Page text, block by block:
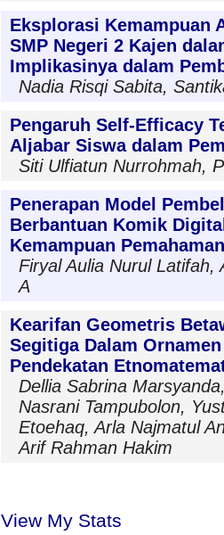
Eksplorasi Kemampuan
SMP Negeri 2 Kajen
Implikasinya dalam
Nadia Risqi Sabita,
Pengaruh Self-Efficacy
Aljabar Siswa dalam
Siti Ulfiatun Nurrohmah,
Penerapan Model
Berbantuan Komik
Kemampuan
Firyal Aulia Nurul Latifah,
A
Kearifan Geometris
Segitiga Dalam
Pendekatan
Dellia Sabrina
Nasrani Tampubolon,
Etoehaq, Arla Najmatul
Arif Rahman Hakim
View My Stats